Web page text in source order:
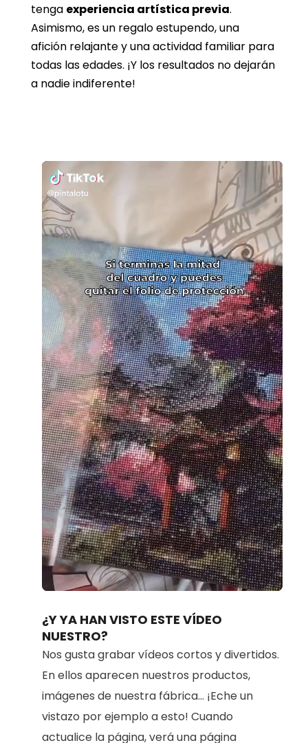
tenga experiencia artística previa.
Asimismo, es un regalo estupendo, una
afición relajante y una actividad familiar para
todas las edades. ¡Y los resultados no dejarán
a nadie indiferente!
Unmute Loaded
100.00%
¿Y YA HAN VISTO ESTE VÍDEO
NUESTRO?
Nos gusta grabar vídeos cortos y divertidos.
En ellos aparecen nuestros productos,
imágenes de nuestra fábrica... ¡Eche un
vistazo por ejemplo a esto! Cuando
actualice la página, verá una página